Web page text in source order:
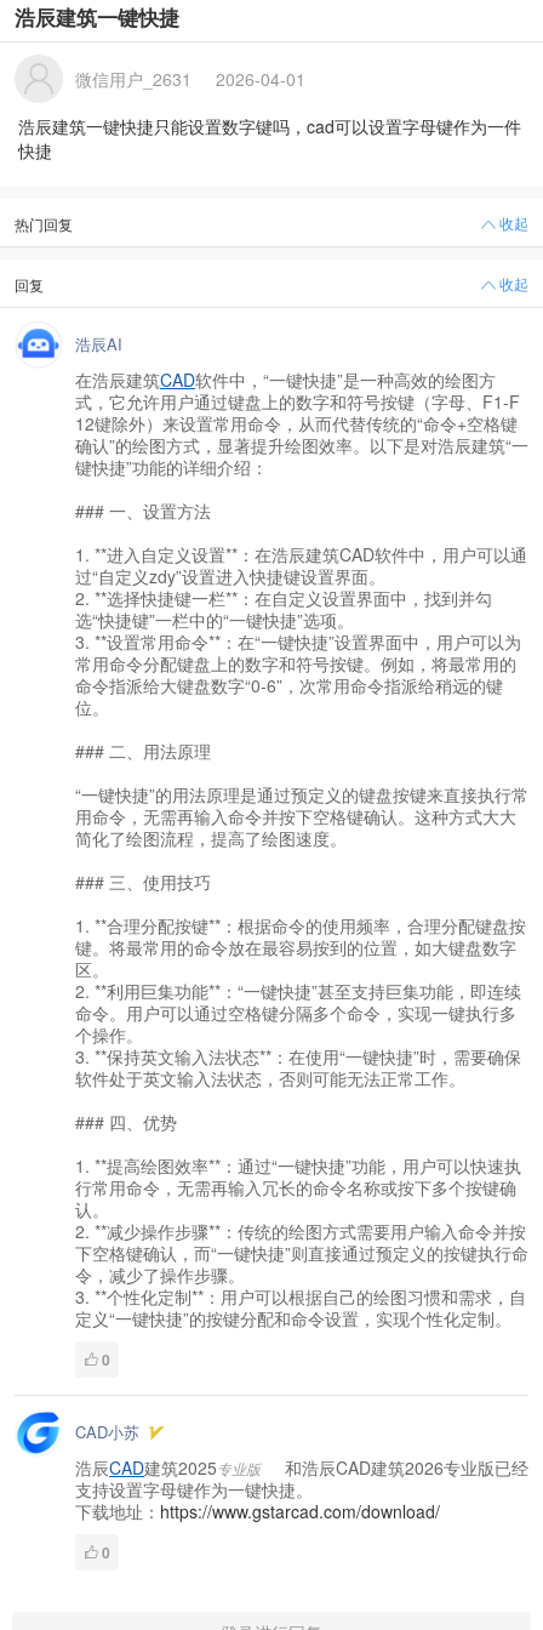
浩辰建筑一键快捷
微信用户_2631
2026-04-01
浩辰建筑一键快捷只能设置数字键吗，cad可以设置字母键作为一件
快捷
热门回复 收起
回复 收起
浩辰AI
在浩辰建筑CAD软件中，“一键快捷”是一种高效的绘图方
式，它允许用户通过键盘上的数字和符号按键（字母、F1-F
12键除外）来设置常用命令，从而代替传统的“命令+空格键
确认”的绘图方式，显著提升绘图效率。以下是对浩辰建筑“一
键快捷”功能的详细介绍：
### 一、设置方法
1. **进入自定义设置**：在浩辰建筑CAD软件中，用户可以通
过“自定义zdy”设置进入快捷键设置界面。
2. **选择快捷键一栏**：在自定义设置界面中，找到并勾
选“快捷键”一栏中的“一键快捷”选项。
3. **设置常用命令**：在“一键快捷”设置界面中，用户可以为
常用命令分配键盘上的数字和符号按键。例如，将最常用的
命令指派给大键盘数字“0-6”，次常用命令指派给稍远的键
位。
### 二、用法原理
“一键快捷”的用法原理是通过预定义的键盘按键来直接执行常
用命令，无需再输入命令并按下空格键确认。这种方式大大
简化了绘图流程，提高了绘图速度。
### 三、使用技巧
1. **合理分配按键**：根据命令的使用频率，合理分配键盘按
键。将最常用的命令放在最容易按到的位置，如大键盘数字
区。
2. **利用巨集功能**：“一键快捷”甚至支持巨集功能，即连续
命令。用户可以通过空格键分隔多个命令，实现一键执行多
个操作。
3. **保持英文输入法状态**：在使用“一键快捷”时，需要确保
软件处于英文输入法状态，否则可能无法正常工作。
### 四、优势
1. **提高绘图效率**：通过“一键快捷”功能，用户可以快速执
行常用命令，无需再输入冗长的命令名称或按下多个按键确
认。
2. **减少操作步骤**：传统的绘图方式需要用户输入命令并按
下空格键确认，而“一键快捷”则直接通过预定义的按键执行命
令，减少了操作步骤。
3. **个性化定制**：用户可以根据自己的绘图习惯和需求，自
定义“一键快捷”的按键分配和命令设置，实现个性化定制。
0
CAD小苏
浩辰CAD建筑2025专业版
和浩辰CAD建筑2026专业版已经
支持设置字母键作为一键快捷。
下载地址： https://www.gstarcad.com/download/
0